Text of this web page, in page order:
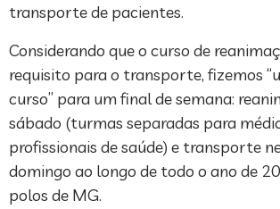
transporte de pacientes.
Considerando que o curso de
requisito para o transporte, fizemos
curso” para um final de semana:
sábado (turmas separadas para
profissionais de saúde) e transporte
domingo ao longo de todo o ano de
polos de MG.